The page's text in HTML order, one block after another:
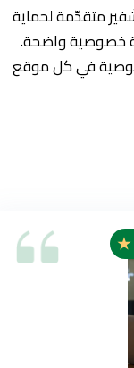
متقدّمة لحماية
خصوصية واضحة.
في كل موقع
★